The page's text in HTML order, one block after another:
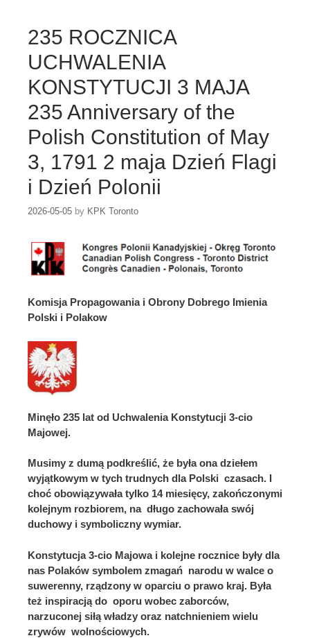
235 ROCZNICA
UCHWALENIA
KONSTYTUCJI 3 MAJA
235 Anniversary of the
Polish Constitution of May
3, 1791 2 maja Dzień Flagi
i Dzień Polonii
2026-05-05 by KPK Toronto
Komisja Propagowania i Obrony Dobrego Imienia
Polski i Polakow
Minęło 235 lat od Uchwalenia Konstytucji 3-cio
Majowej.
Musimy z dumą podkreślić, że była ona dziełem
wyjątkowym w tych trudnych dla Polski czasach. I
choć obowiązywała tylko 14 miesięcy, zakończonymi
kolejnym rozbiorem, na długo zachowała swój
duchowy i symboliczny wymiar.
Konstytucja 3-cio Majowa i kolejne rocznice były dla
nas Polaków symbolem zmagań narodu w walce o
suwerenny, rządzony w oparciu o prawo kraj. Była
też inspiracją do oporu wobec zaborców,
narzuconej siłą władzy oraz natchnieniem wielu
zrywów wolnościowych.